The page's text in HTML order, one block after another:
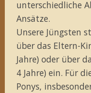
unterschiedliche
Ansätze.
Unsere Jüngsten
über das Eltern-
Jahre) oder über
4 Jahre) ein. Für
Ponys,